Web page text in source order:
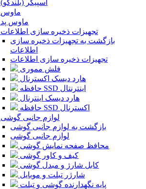
اسپیکر (بلندگو)
ماوس
ماوس پد
تجهیزات ذخیره سازی اطلاعات
بازگشت به تجهیزات ذخیره سازی
اطلاعات
تجهیزات ذخیره سازی اطلاعات
فلش مموری
هارد دیسک اکسترنال
حافظه SSD اینترنتال
هارد دیسک اینترنال
حافظه SSD اکسترنال
لوازم جانبی گوشی
بازگشت به لوازم جانبی گوشی
لوازم جانبی گوشی
محافظ صفحه نمایش گوشی
کیف و کاور گوشی
کابل شارژ و مبدل گوشی
شارژر تبلت و موبایل
پایه نگهدارنده گوشی و تبلت